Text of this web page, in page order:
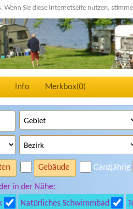
Wenn Sie diese Internetseite nutzen,
Info Merkbox(0)
Gebäude Ganzjährig
in der Nähe:
Natürliches Schwimmbad